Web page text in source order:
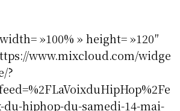
»100% » height= »120″
www.mixcloud.com/widge
?
hiphop-du-samedi-14-mai-